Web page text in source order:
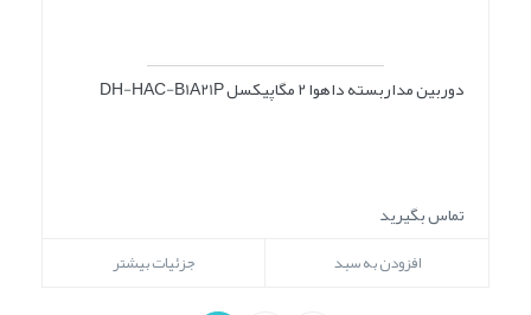
دوربین مداربسته داهوا 2 مگاپیکسل DH-HAC-B1A21P
تماس بگیرید
افزودن به سبد جزئیات بیشتر